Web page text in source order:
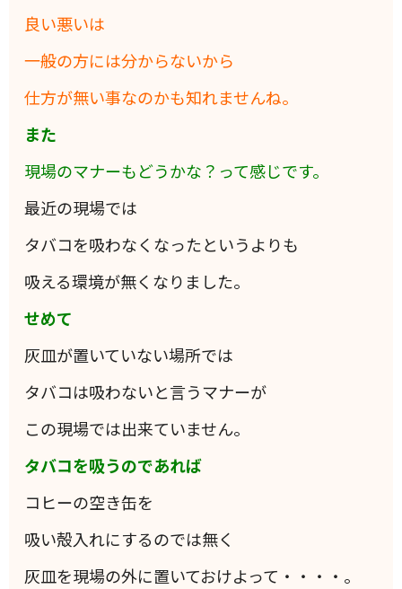
良い悪いは
一般の方には分からないから
仕方が無い事なのかも知れませんね。
また
現場のマナーもどうかな？って感じです。
最近の現場では
タバコを吸わなくなったというよりも
吸える環境が無くなりました。
せめて
灰皿が置いていない場所では
タバコは吸わないと言うマナーが
この現場では出来ていません。
タバコを吸うのであれば
コヒーの空き缶を
吸い殻入れにするのでは無く
灰皿を現場の外に置いておけよって・・・・。